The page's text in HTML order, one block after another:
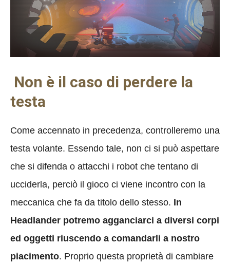
Non è il caso di perdere la
testa
Come accennato in precedenza, controlleremo una
testa volante. Essendo tale, non ci si può aspettare
che si difenda o attacchi i robot che tentano di
ucciderla, perciò il gioco ci viene incontro con la
meccanica che fa da titolo dello stesso. In
Headlander potremo agganciarci a diversi corpi
ed oggetti riuscendo a comandarli a nostro
piacimento. Proprio questa proprietà di cambiare